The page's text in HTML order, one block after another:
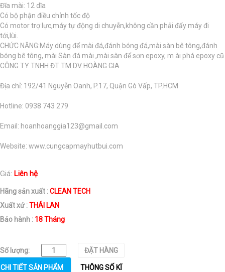
Đĩa mài: 12 dĩa
Có bộ phận điều chỉnh tốc độ
Có motor trợ lực,máy tự động di chuyễn,không cần phải đẩy máy đi
tới,lùi.
CHỨC NĂNG:Máy dùng để mài đá,đánh bóng đá,mài sàn bê tông,đánh
bóng bê tông, mài Sàn đá mài ,mài sàn để sơn epoxy, m ài phá epoxy cũ
CÔNG TY TNHH ĐT TM DV HOÀNG GIA
Địa chỉ: 192/41 Nguyễn Oanh, P.17, Quận Gò Vấp, TP.HCM
Hotline: 0938 743 279
Email: hoanhoanggia123@gmail.com
Website: www.cungcapmayhutbui.com
Giá: Liên hệ
Hãng sản xuất :CLEAN TECH
Xuất xứ :THÁI LAN
Bảo hành : 18 Tháng
Số lượng: ĐẶT HÀNG
CHI TIẾT SẢN PHẨM
THÔNG SỐ KĨ